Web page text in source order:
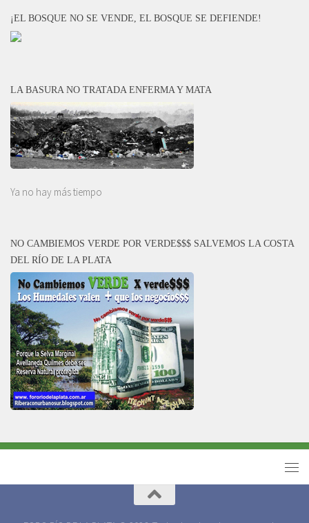
¡EL BOSQUE NO SE VENDE, EL BOSQUE SE DEFIENDE!
LA BASURA NO TRATADA ENFERMA Y MATA
Ya no hay más tiempo
NO CAMBIEMOS VERDE POR VERDE$$$ SALVEMOS LA COSTA
DEL RÍO DE LA PLATA